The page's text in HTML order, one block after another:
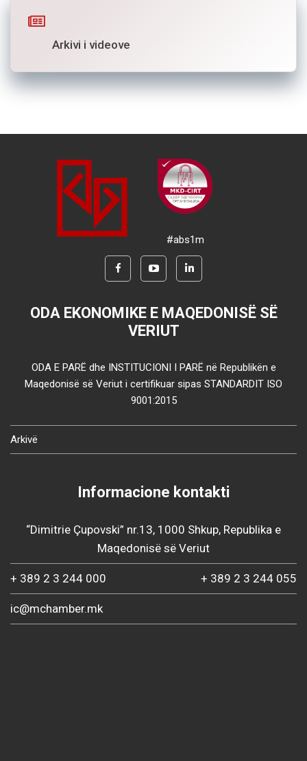
Arkivi i videove
#abs1m
ODA EKONOMIKE E MAQEDONISË SË
VERIUT
ODA E PARË dhe INSTITUCIONI I PARË në Republikën e
Maqedonisë së Veriut i certifikuar sipas STANDARDIT ISO
9001:2015
Arkivë
Informacione kontakti
“Dimitrie Çupovski” nr.13, 1000 Shkup, Republika e
Maqedonisë së Veriut
+ 389 2 3 244 000 + 389 2 3 244 055
ic@mchamber.mk